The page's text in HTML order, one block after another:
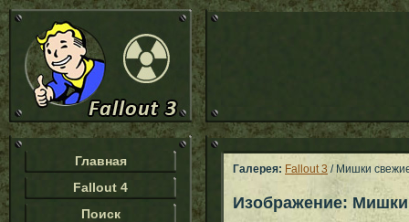
Главная
Fallout 4
Поиск
Галерея: Fallout 3 / Мишки
Изображение: